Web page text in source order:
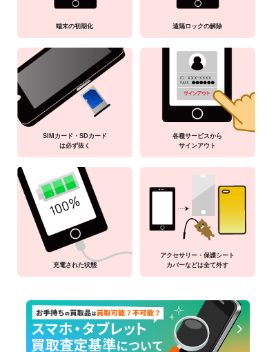
端末の初期化 遠隔ロックの解除
SIMカード・SDカード
は必ず抜く
各種サービスから
サインアウト
充電された状態
アクセサリー・保護シート
カバーなどは全て外す